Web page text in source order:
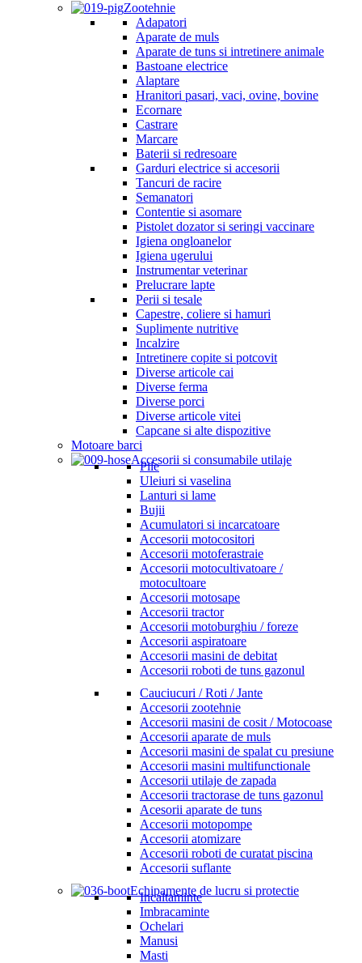
Zootehnie
Adapatori
Aparate de muls
Aparate de tuns si intretinere animale
Bastoane electrice
Alaptare
Hranitori pasari, vaci, ovine, bovine
Ecornare
Castrare
Marcare
Baterii si redresoare
Garduri electrice si accesorii
Tancuri de racire
Semanatori
Contentie si asomare
Pistolet dozator si seringi vaccinare
Igiena ongloanelor
Igiena ugerului
Instrumentar veterinar
Prelucrare lapte
Perii si tesale
Capestre, coliere si hamuri
Suplimente nutritive
Incalzire
Intretinere copite si potcovit
Diverse articole cai
Diverse ferma
Diverse porci
Diverse articole vitei
Capcane si alte dispozitive
Motoare barci
Accesorii si consumabile utilaje
Pile
Uleiuri si vaselina
Lanturi si lame
Bujii
Acumulatori si incarcatoare
Accesorii motocositori
Accesorii motoferastraie
Accesorii motocultivatoare /
motocultoare
Accesorii motosape
Accesorii tractor
Accesorii motoburghiu / foreze
Accesorii aspiratoare
Accesorii masini de debitat
Accesorii roboti de tuns gazonul
Cauciucuri / Roti / Jante
Accesorii zootehnie
Accesorii masini de cosit / Motocoase
Accesorii aparate de muls
Accesorii masini de spalat cu presiune
Accesorii masini multifunctionale
Accesorii utilaje de zapada
Accesorii tractorase de tuns gazonul
Acesorii aparate de tuns
Accesorii motopompe
Accesorii atomizare
Accesorii roboti de curatat piscina
Accesorii suflante
Echipamente de lucru si protectie
Incaltaminte
Imbracaminte
Ochelari
Manusi
Masti